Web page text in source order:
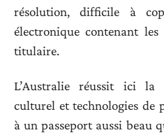
résolution, difficile à
électronique contenant les
titulaire.
L’Australie réussit ici la
culturel et technologies de
à un passeport aussi beau